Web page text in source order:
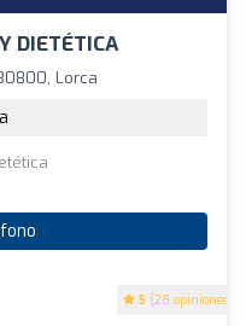
DIETÉTICA
5 (28 opiniones)
Lorca